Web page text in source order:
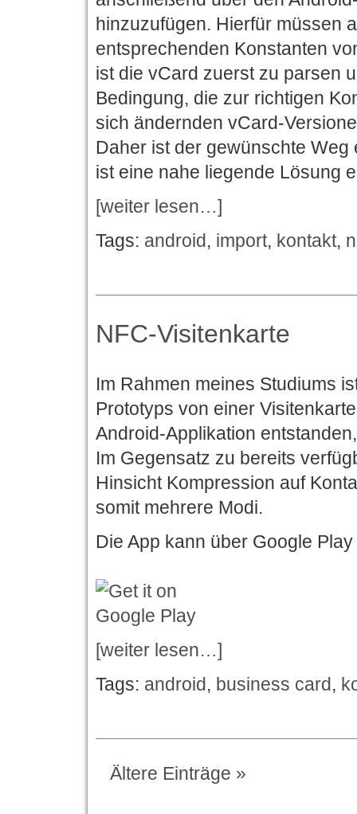
hinzuzufügen. Hierfür müssen
entsprechenden Konstanten
ist die vCard zuerst zu parsen
Bedingung, die zur richtigen
sich ändernden vCard-
Daher ist der gewünschte
ist eine nahe liegende Lösung
[weiter lesen…]
Tags: android, import, kontakt,
NFC-Visitenkarte
Im Rahmen meines Studiums
Prototyps von einer
Android-Applikation
Im Gegensatz zu bereits
Hinsicht Kompression auf
somit mehrere Modi.
Die App kann über Google
[weiter lesen…]
Tags: android, business card,
Ältere Einträge »